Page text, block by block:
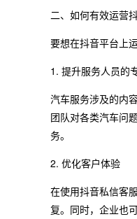
二、如何有效运营
要想在抖音平台上
1. 提升服务人员的
汽车服务涉及的内
团队对各类汽车问
务。
2. 优化客户体验
在使用抖音私信客
复。同时，企业也